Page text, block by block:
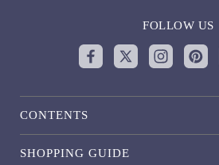
FOLLOW US
CONTENTS
SHOPPING GUIDE